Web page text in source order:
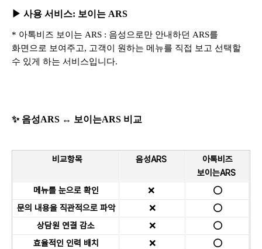
▶ 사용 서비스: 보이는 ARS
* 아톡비즈 보이는 ARS : 음성으로만 안내하던 ARS를
화면으로 보여주고, 고객이 원하는 메뉴를 직접 보고 선택할
수 있게 하는 서비스입니다.
✨ 음성ARS ↔ 보이는ARS 비교
비교항목 음성ARS
아톡비즈
보이는ARS
메뉴를 눈으로 확인
❌
⭕
문의 내용을 직관적으로 파악
❌
⭕
상담원 연결 감소
❌
⭕
효율적인 인력 배치
❌ ⭕